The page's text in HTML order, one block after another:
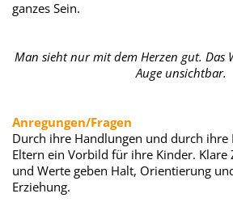
ganzes Sein.
Man sieht nur mit dem Herzen gut. Das
Auge unsichtbar.
Anregungen/Fragen
Durch ihre Handlungen und durch ihre
Eltern ein Vorbild für ihre Kinder. Klare
und Werte geben Halt, Orientierung
Erziehung.